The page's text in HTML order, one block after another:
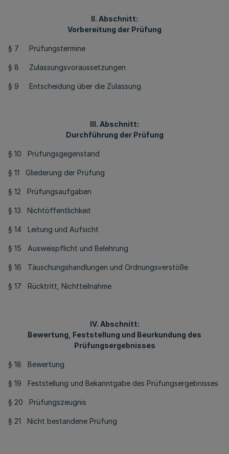
II. Abschnitt:
Vorbereitung der Prüfung
§ 7 Prüfungstermine
§ 8 Zulassungsvoraussetzungen
§ 9 Entscheidung über die Zulassung
III. Abschnitt:
Durchführung der Prüfung
§ 10 Prüfungsgegenstand
§ 11 Gliederung der Prüfung
§ 12 Prüfungsaufgaben
§ 13 Nichtöffentlichkeit
§ 14 Leitung und Aufsicht
§ 15 Ausweispflicht und Belehrung
§ 16 Täuschungshandlungen und Ordnungsverstöße
§ 17 Rücktritt, Nichtteilnahme
IV. Abschnitt:
Bewertung, Feststellung und Beurkundung des
Prüfungsergebnisses
§ 18 Bewertung
§ 19 Feststellung und Bekanntgabe des Prüfungsergebnisses
§ 20 Prüfungszeugnis
§ 21 Nicht bestandene Prüfung